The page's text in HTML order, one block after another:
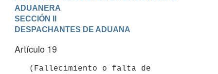
ADUANERA
SECCIÓN II
DESPACHANTES DE ADUANA
Artículo 19